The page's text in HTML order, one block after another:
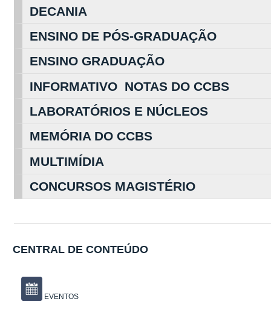
DECANIA
ENSINO DE PÓS-GRADUAÇÃO
ENSINO GRADUAÇÃO
INFORMATIVO NOTAS DO CCBS
LABORATÓRIOS E NÚCLEOS
MEMÓRIA DO CCBS
MULTIMÍDIA
CONCURSOS MAGISTÉRIO
CENTRAL DE CONTEÚDO
EVENTOS